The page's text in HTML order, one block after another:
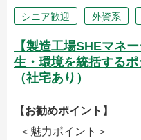
シニア歓迎 外資系
【製造工場SHEマネ
生・環境を統括する
（社宅あり）
【お勧めポイント】
＜魅力ポイント＞